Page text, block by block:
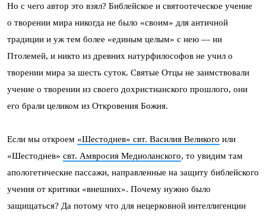
Но с чего автор это взял? Библейское и святоотеческое учение
о творении мира никогда не было «своим» для античной
традиции и уж тем более «единым целым» с нею — ни
Птолемей, и никто из древних натурфилософов не учил о
творении мира за шесть суток. Святые Отцы не заимствовали
учение о творении из своего дохристианского прошлого, они
его брали целиком из Откровения Божия.
Если мы откроем «Шестоднев» свт. Василия Великого или
«Шестоднев» свт. Амвросия Медиоланского, то увидим там
апологетические пассажи, направленные на защиту библейского
учения от критики «внешних». Почему нужно было
защищаться? Да потому что для нецерковной интеллигенции